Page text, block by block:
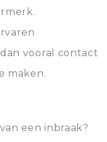
vooral contact
maken.
een inbraak?